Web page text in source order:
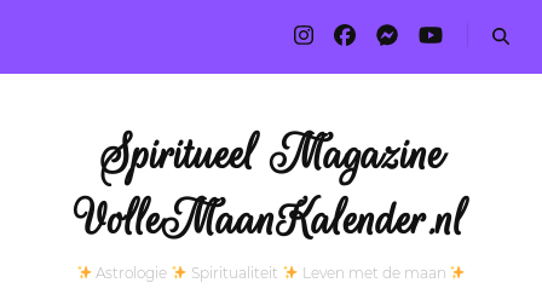
Spiritueel Magazine
VolleMaanKalender.nl
Astrologie Spiritualiteit Leven met de maan